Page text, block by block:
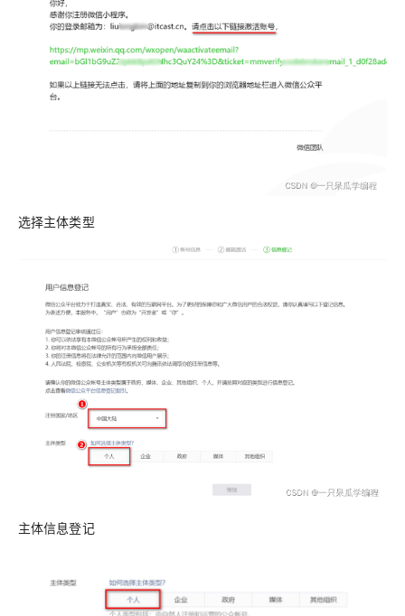
选择主体类型
主体信息登记